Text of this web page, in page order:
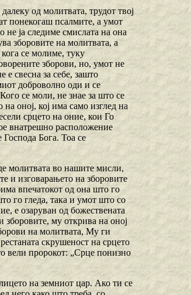
од молитвата, трудот твој
понекогаш псалмите, а умот
не ја следиме смислата на она
зборовите на молитвата, а
се молиме, туку
зборови, но, умот не
е свесна за себе, зашто
доброволно оди и се
се моли, не знае за што се
оној, кој има само изглед на
срцето на оние, кои Го
внатрешно расположение
Господа Бога. Тоа се
молитвата во нашите мисли,
и изговарањето на зборовите
впечатокот од она што го
го гледа, така и умот што со
е озаруван од божествената
зборовите, му открива на оној
на молитвата, Му ги
скрушеност на срцето
вели пророкот: „Срце понизно
на земниот цар. Ако ти се